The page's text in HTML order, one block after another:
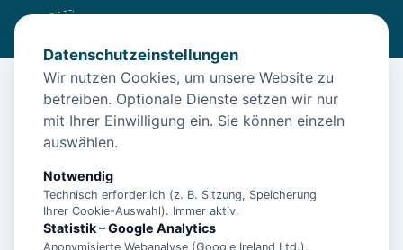
Diese Unterkunft ist aktuell nicht
buchbar
Unterkünfte in der Nähe
Datenschutzeinstellungen
Wir nutzen Cookies, um unsere Website zu
betreiben. Optionale Dienste setzen wir nur
mit Ihrer Einwilligung ein. Sie können einzeln
auswählen.
Notwendig
Technisch erforderlich (z. B. Sitzung, Speicherung
Ihrer Cookie-Auswahl). Immer aktiv.
Statistik – Google Analytics
Anonymisierte Webanalyse (Google Ireland Ltd.),